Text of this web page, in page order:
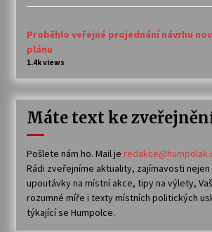
Proběhlo veřejné projednání návrhu
plánu
1.4k views
Máte text ke
Pošlete nám ho. Mail je
Rádi zveřejníme aktuality, zajímavosti nejen
upoutávky na místní akce, tipy na výlety,
rozumné míře i texty místních politických
týkající se Humpolce.